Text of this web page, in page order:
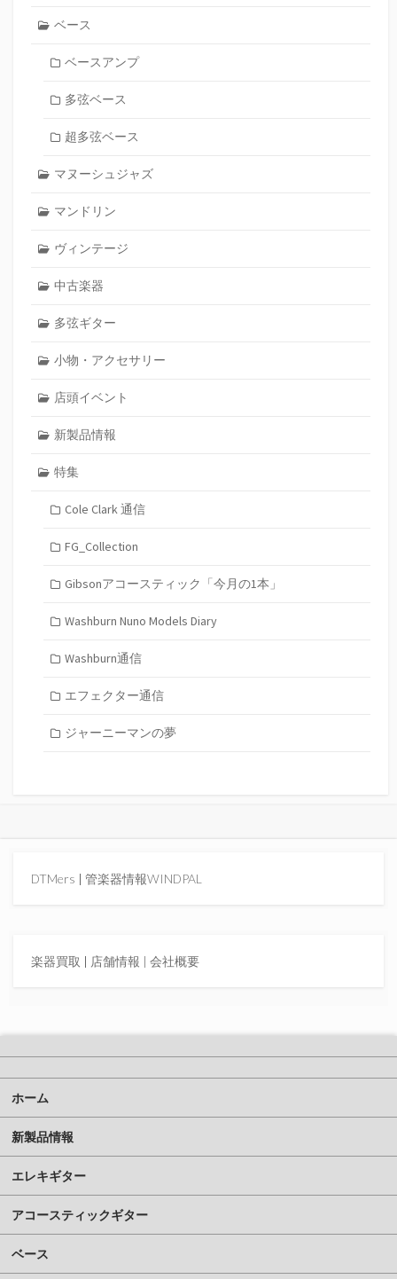
ベース
ベースアンプ
多弦ベース
超多弦ベース
マヌーシュジャズ
マンドリン
ヴィンテージ
中古楽器
多弦ギター
小物・アクセサリー
店頭イベント
新製品情報
特集
Cole Clark 通信
FG_Collection
Gibsonアコースティック「今月の1本」
Washburn Nuno Models Diary
Washburn通信
エフェクター通信
ジャーニーマンの夢
DTMers | 管楽器情報WINDPAL
楽器買取 | 店舗情報 | 会社概要
ホーム
新製品情報
エレキギター
アコースティックギター
ベース